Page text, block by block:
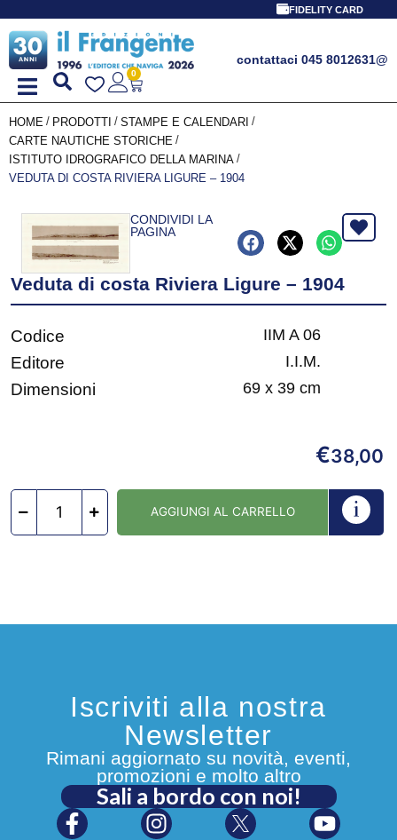
FIDELITY CARD
contattaci 045 8012631@
0
HOME / PRODOTTI / STAMPE E CALENDARI /
CARTE NAUTICHE STORICHE /
ISTITUTO IDROGRAFICO DELLA MARINA /
VEDUTA DI COSTA RIVIERA LIGURE – 1904
CONDIVIDI LA
PAGINA
Veduta di costa Riviera Ligure – 1904
Codice IIM A 06
Editore I.I.M.
Dimensioni 69 x 39 cm
€38,00
AGGIUNGI AL CARRELLO
Iscriviti alla nostra
Newsletter
Rimani aggiornato su novità, eventi,
promozioni e molto altro
Sali a bordo con noi!